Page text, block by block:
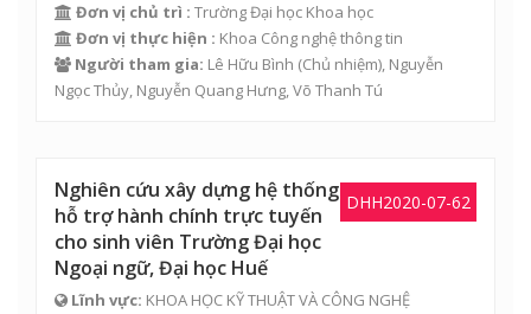
Đơn vị chủ trì : Trường Đại học Khoa học
Đơn vị thực hiện : Khoa Công nghệ thông tin
Người tham gia: Lê Hữu Bình (Chủ nhiệm), Nguyễn
Ngọc Thủy, Nguyễn Quang Hưng,Võ Thanh Tú
DHH2020-07-62
Nghiên cứu xây dựng hệ thống
hỗ trợ hành chính trực tuyến
cho sinh viên Trường Đại học
Ngoại ngữ, Đại học Huế
Lĩnh vực: KHOA HỌC KỸ THUẬT VÀ CÔNG NGHỆ